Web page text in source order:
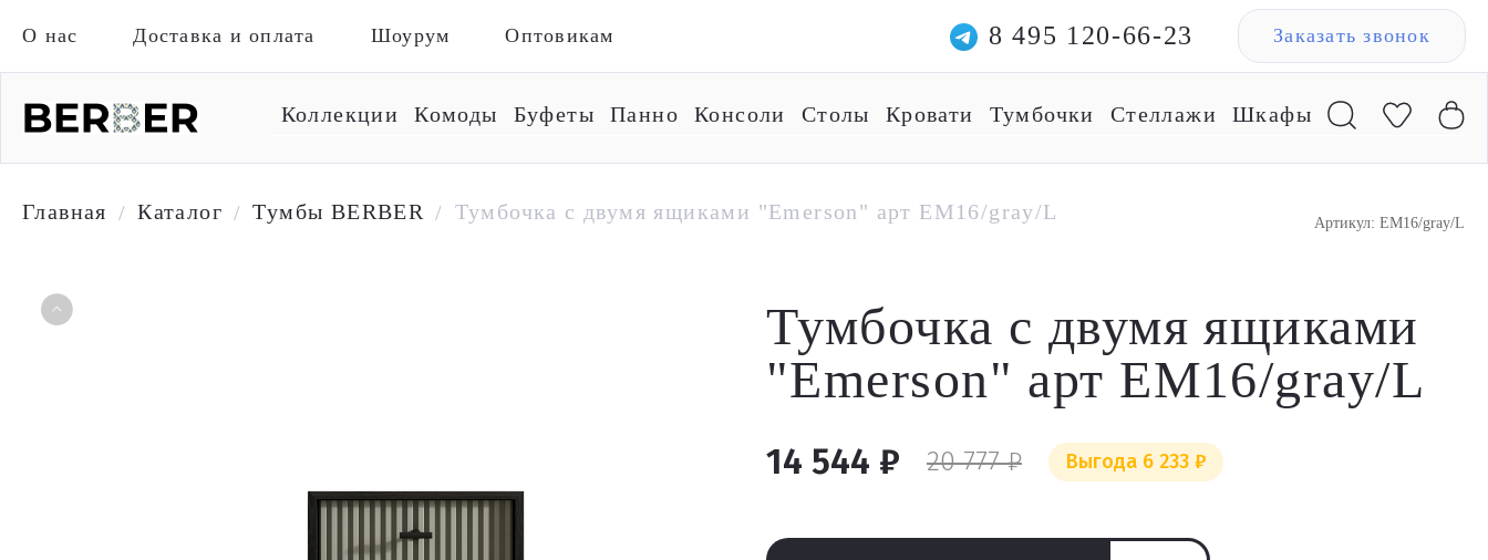
О нас Доставка и оплата Шоурум Оптовикам 8 495 120-66-23 Заказать звонок
Коллекции Комоды Буфеты Панно Консоли Столы Кровати Тумбочки Стеллажи Шкафы
Главная / Каталог / Тумбы BERBER / Тумбочка с двумя ящиками "Emerson" арт EM16/gray/L
Тумбочка с двумя ящиками
"Emerson" арт EM16/gray/L
Артикул: EM16/gray/L
14 544 ₽ 20 777 ₽ Выгода 6 233 ₽